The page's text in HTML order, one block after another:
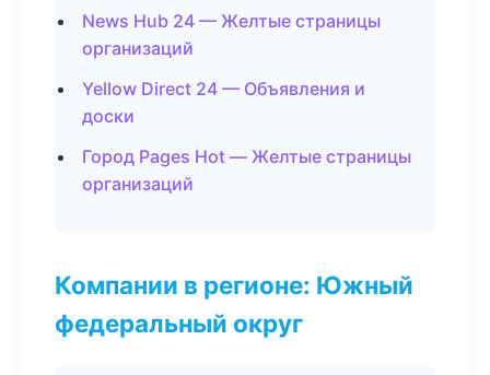
News Hub 24 — Желтые страницы
организаций
Yellow Direct 24 — Объявления и
доски
Город Pages Hot — Желтые страницы
организаций
Компании в регионе: Южный
федеральный округ